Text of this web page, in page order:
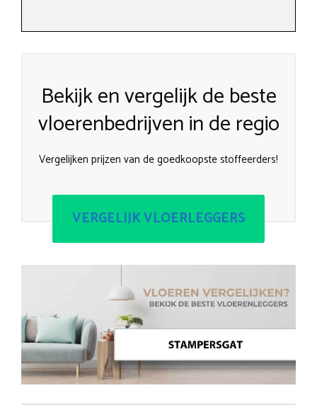
Bekijk en vergelijk de beste
vloerenbedrijven in de regio
Vergelijken prijzen van de goedkoopste stoffeerders!
VERGELIJK VLOERLEGGERS